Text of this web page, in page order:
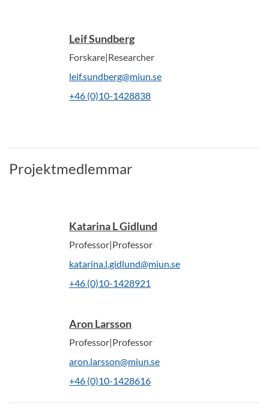
Leif Sundberg
Forskare|Researcher
leif.sundberg@miun.se
+46 (0)10-1428838
Projektmedlemmar
Katarina L Gidlund
Professor|Professor
katarina.l.gidlund@miun.se
+46 (0)10-1428921
Aron Larsson
Professor|Professor
aron.larsson@miun.se
+46 (0)10-1428616